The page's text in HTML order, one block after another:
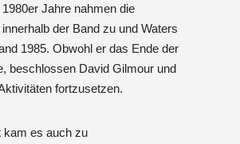
Jahre nahmen die
der Band zu und Waters
1985. Obwohl er das Ende der
beschlossen David Gilmour und
fortzusetzen.
kam es auch zu